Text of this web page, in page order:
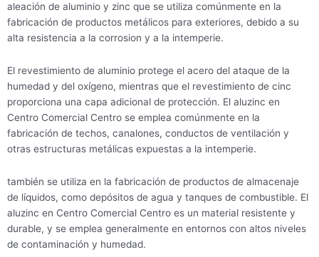
aleación de aluminio y zinc que se utiliza comúnmente en la
fabricación de productos metálicos para exteriores, debido a su
alta resistencia a la corrosion y a la intemperie.
El revestimiento de aluminio protege el acero del ataque de la
humedad y del oxígeno, mientras que el revestimiento de cinc
proporciona una capa adicional de protección. El aluzinc en
Centro Comercial Centro se emplea comúnmente en la
fabricación de techos, canalones, conductos de ventilación y
otras estructuras metálicas expuestas a la intemperie.
también se utiliza en la fabricación de productos de almacenaje
de líquidos, como depósitos de agua y tanques de combustible. El
aluzinc en Centro Comercial Centro es un material resistente y
durable, y se emplea generalmente en entornos con altos niveles
de contaminación y humedad.